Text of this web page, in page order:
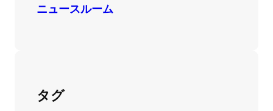
ニュースルーム
タグ